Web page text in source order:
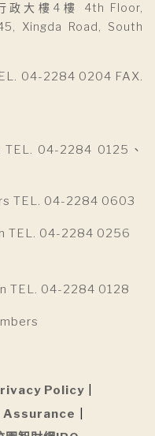
政大樓4樓 4th Floor,
Xingda Road, South
04-2284 0204 FAX.
04-2284 0125、
TEL. 04-2284 0603
TEL. 04-2284 0256
04-2284 0128
Policy
Assurance